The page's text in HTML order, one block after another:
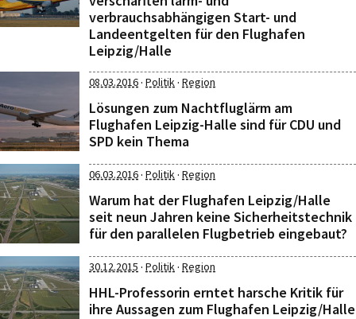
verbrauchsabhängigen Start- und
Landeentgelten für den Flughafen
Leipzig/Halle
08.03.2016· Politik· Region
Lösungen zum Nachtfluglärm am
Flughafen Leipzig-Halle sind für CDU und
SPD kein Thema
06.03.2016· Politik· Region
Warum hat der Flughafen Leipzig/Halle
seit neun Jahren keine Sicherheitstechnik
für den parallelen Flugbetrieb eingebaut?
30.12.2015 · Politik· Region
HHL-Professorin erntet harsche Kritik für
ihre Aussagen zum Flughafen Leipzig/Halle